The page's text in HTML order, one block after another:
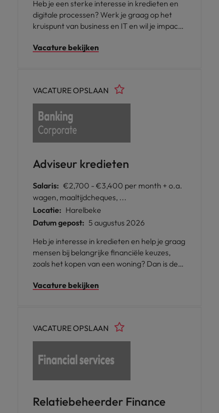
Heb je een sterke interesse in kredieten en
digitale processen? Werk je graag op het
kruispunt van business en IT en wil je impact
dynamische financiële omgeving? Dan is
Vacature bekijken
Adviseur kredieten
VACATURE OPSLAAN
Salaris: €2,700 - €3,400 per month + o.a.
wagen, maaltijdcheques, ...
Locatie: Harelbeke
Datum gepost: 5 augustus 2026
Heb je interesse in kredieten en help je graag
mensen bij belangrijke financiële keuzes,
zoals het kopen van een woning? Dan is deze
terecht in een stabiele organisatie waar je
Vacature bekijken
Relatiebeheerder Finance
VACATURE OPSLAAN